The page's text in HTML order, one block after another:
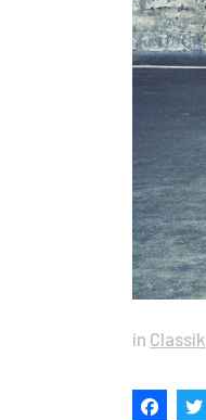
in Classik